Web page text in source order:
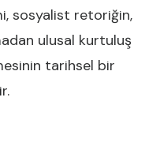
sosyalist retoriğin,
ulusal kurtuluş
tarihsel bir